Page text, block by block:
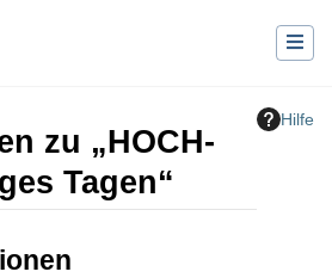
Hilfe
zu „HOCH-
Tagen“